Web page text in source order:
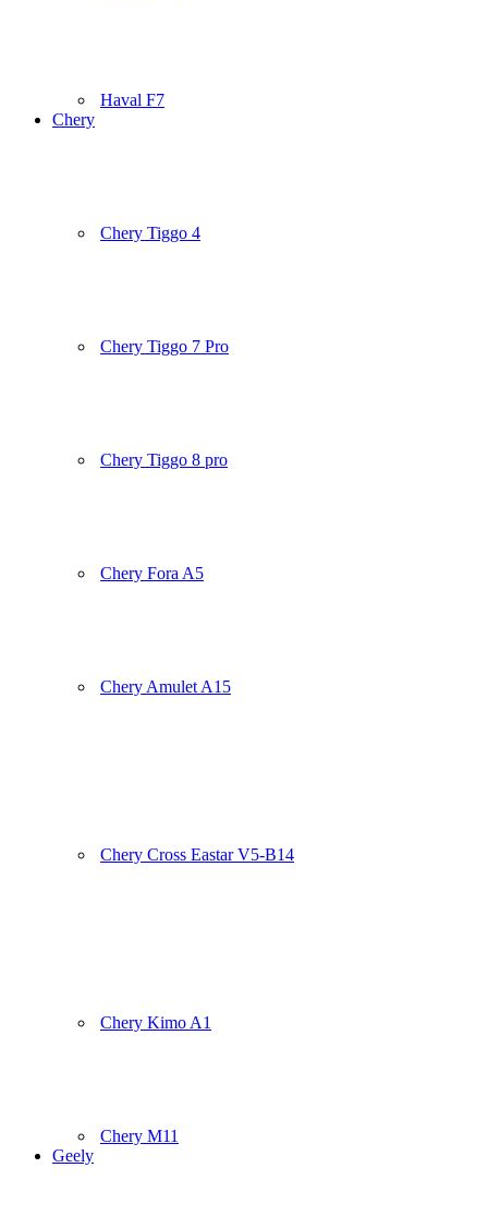
Haval F7
Chery
Chery Tiggo 4
Chery Tiggo 7 Pro
Chery Tiggo 8 pro
Chery Fora A5
Chery Amulet A15
Chery Cross Eastar V5-B14
Chery Kimo A1
Chery M11
Geely